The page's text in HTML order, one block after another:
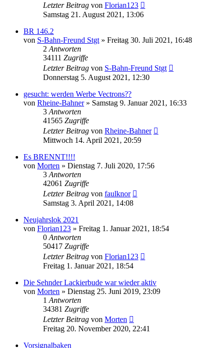
Letzter Beitrag von Florian123
Samstag 21. August 2021, 13:06
BR 146.2
von S-Bahn-Freund Stgt » Freitag 30. Juli 2021, 16:48
2 Antworten
34111 Zugriffe
Letzter Beitrag von S-Bahn-Freund Stgt
Donnerstag 5. August 2021, 12:30
gesucht: werden Werbe Vectrons??
von Rheine-Bahner» Samstag 9. Januar 2021, 16:33
3 Antworten
41565 Zugriffe
Letzter Beitrag von Rheine-Bahner
Mittwoch 14. April 2021, 20:59
Es BRENNT!!!!
von Morten » Dienstag 7. Juli 2020, 17:56
3 Antworten
42061 Zugriffe
Letzter Beitrag von faulknor
Samstag 3. April 2021, 14:08
Neujahrslok 2021
von Florian123 » Freitag 1. Januar 2021, 18:54
0 Antworten
50417 Zugriffe
Letzter Beitrag von Florian123
Freitag 1. Januar 2021, 18:54
Die Sehnder Lackierbude war wieder aktiv
von Morten » Dienstag 25. Juni 2019, 23:09
1 Antworten
34381 Zugriffe
Letzter Beitrag von Morten
Freitag 20. November 2020, 22:41
Vorsignalbaken